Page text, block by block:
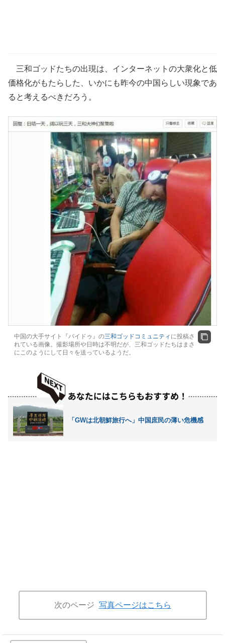
三和ゴッドたちの出現は、インターネットの大衆化と低
価格化がもたらした、いかにも昨今の中国らしい現象であ
ると考えるべきだろう。
中国の大手サイト『バイドゥ』の三和ゴッドコミュニティ に投稿さ
れている画像。撮影場所や日時は不明だが、三和ゴッドたちはまさ
にこのようにして日々を送っているようだ。
「GWは北朝鮮旅行へ」中国庶民の薄い危機感
次のページ 写真ページはこちら